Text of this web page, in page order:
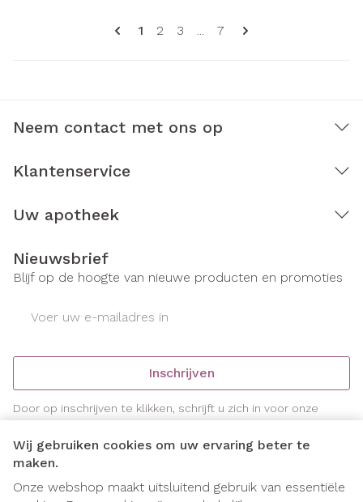
Wij gebruiken cookies om uw ervaring beter te
maken.
Onze webshop maakt uitsluitend gebruik van essentiële
Pagina's
U lees momenteel pagina
1 Pagina
2 Pagina
3 ... Pagina
7
Neem contact met ons op
Klantenservice
Uw apotheek
Nieuwsbrief
Blijf op de hoogte van nieuwe producten en promoties
Inschrijven
Door op inschrijven te klikken, schrijft u zich in voor onze
nieuwsbrief en gaat u akkoord met onzeprivacy policy.